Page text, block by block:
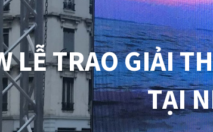
LỄ TRAO GIẢI
TẠI